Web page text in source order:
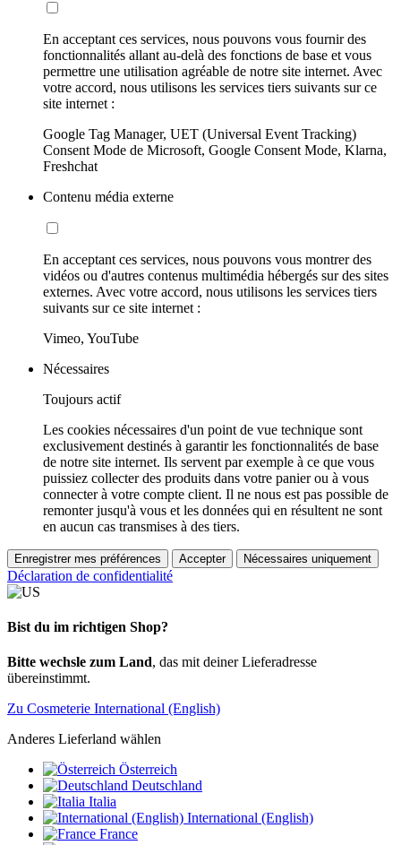
En acceptant ces services, nous pouvons vous fournir des
fonctionnalités allant au-delà des fonctions de base et vous
permettre une utilisation agréable de notre site internet. Avec
votre accord, nous utilisons les services tiers suivants sur ce
site internet :
Google Tag Manager, UET (Universal Event Tracking)
Consent Mode de Microsoft, Google Consent Mode, Klarna,
Freshchat
Contenu média externe
En acceptant ces services, nous pouvons vous montrer des
vidéos ou d'autres contenus multimédia hébergés sur des sites
externes. Avec votre accord, nous utilisons les services tiers
suivants sur ce site internet :
Vimeo, YouTube
Nécessaires
Toujours actif
Les cookies nécessaires d'un point de vue technique sont
exclusivement destinés à garantir les fonctionnalités de base
de notre site internet. Ils servent par exemple à ce que vous
puissiez collecter des produits dans votre panier ou à vous
connecter à votre compte client. Il ne nous est pas possible de
remonter jusqu'à vous et les données qui en résultent ne sont
en aucun cas transmises à des tiers.
Enregistrer mes préférences Accepter Nécessaires uniquement
Déclaration de confidentialité
Bist du im richtigen Shop?
Bitte wechsle zum Land, das mit deiner Lieferadresse
übereinstimmt.
Zu Cosmeterie International (English)
Anderes Lieferland wählen
Österreich
Deutschland
Italia
International (English)
France